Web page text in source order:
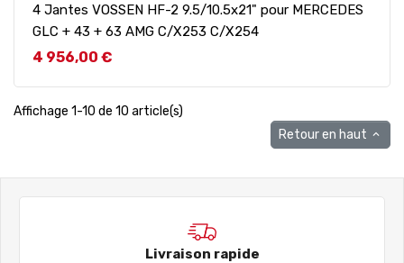
4 Jantes VOSSEN HF-2 9.5/10.5x21" pour MERCEDES
GLC + 43 + 63 AMG C/X253 C/X254
Prix
4 956,00 €
Affichage 1-10 de 10 article(s)
Retour en haut 
Livraison rapide